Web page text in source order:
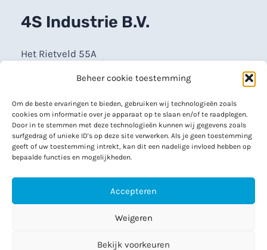
Beheer cookie toestemming
Om de beste ervaringen te bieden, gebruiken wij technologieën zoals
cookies om informatie over je apparaat op te slaan en/of te raadplegen.
Door in te stemmen met deze technologieën kunnen wij gegevens zoals
surfgedrag of unieke ID's op deze site verwerken. Als je geen toestemming
geeft of uw toestemming intrekt, kan dit een nadelige invloed hebben op
bepaalde functies en mogelijkheden.
Accepteren
Weigeren
Bekijk voorkeuren
4S Industrie B.V.
Het Rietveld 55A
Maandag – vrijdag
8:30 – 17:00 uur
Copyright © 2026 | 4S Industrie B.V.